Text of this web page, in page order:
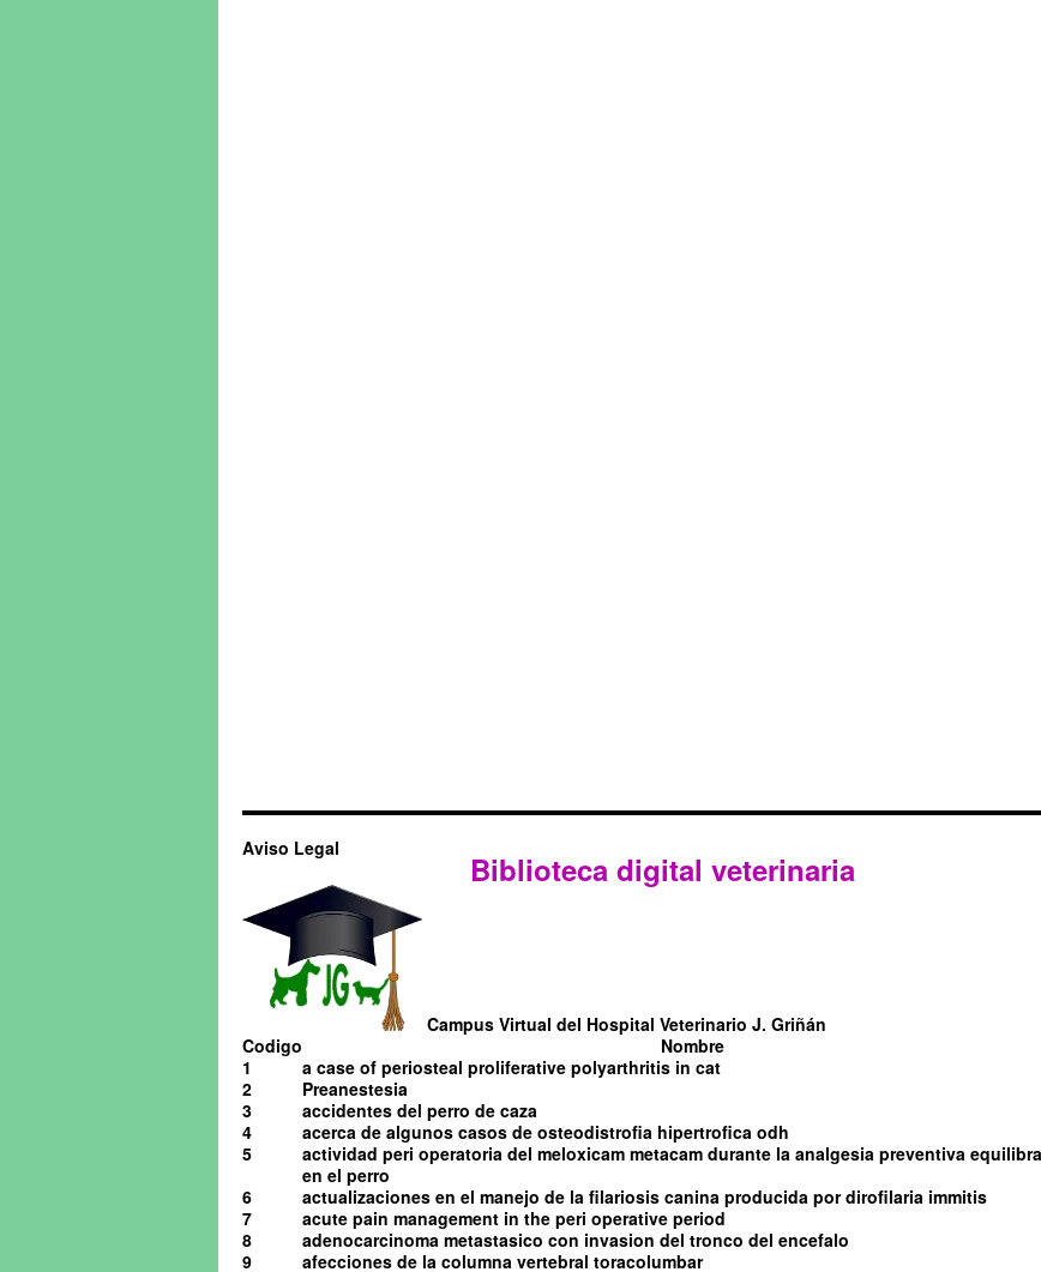
Aviso Legal
Biblioteca digital veterinaria
Campus Virtual del Hospital Veterinario J. Griñán
Codigo
Nombre
1
a case of periosteal proliferative polyarthritis in cat
2
Preanestesia
3
accidentes del perro de caza
4
acerca de algunos casos de osteodistrofia hipertrofica odh
5
actividad peri operatoria del meloxicam metacam durante la analgesia preventiva
en el perro
6
actualizaciones en el manejo de la filariosis canina producida por dirofilaria immitis
7
acute pain management in the peri operative period
8
adenocarcinoma metastasico con invasion del tronco del encefalo
9
afecciones de la columna vertebral toracolumbar